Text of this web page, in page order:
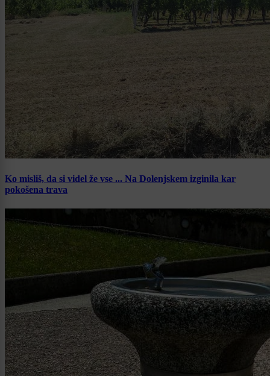
Ko misliš, da si videl že vse ... Na Dolenjskem izginila kar
pokošena trava